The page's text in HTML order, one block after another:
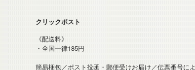
クリックポスト
《配送料》
・全国一律185円
簡易梱包／ポスト投函・郵便受けお届け／伝票番号によ